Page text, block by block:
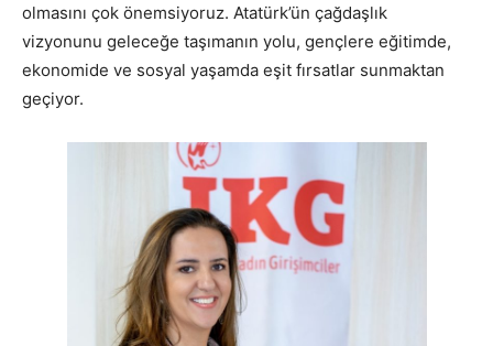
olmasını çok önemsiyoruz. Atatürk’ün çağdaşlık
vizyonunu geleceğe taşımanın yolu, gençlere eğitimde,
ekonomide ve sosyal yaşamda eşit fırsatlar sunmaktan
geçiyor.